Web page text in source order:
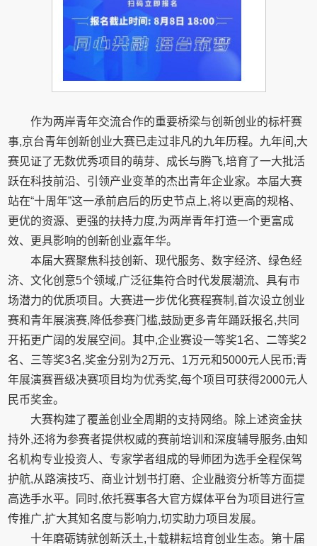
作为两岸青年交流合作的重要桥梁与创新创业的标杆赛
事,京台青年创新创业大赛已走过非凡的九年历程。九年间,大
赛见证了无数优秀项目的萌芽、成长与腾飞,培育了一大批活
跃在科技前沿、引领产业变革的杰出青年企业家。本届大赛
站在“十周年”这一承前启后的历史节点上,将以更高的规格、
更优的资源、更强的扶持力度,为两岸青年打造一个更富成
效、更具影响的创新创业嘉年华。
本届大赛聚焦科技创新、现代服务、数字经济、绿色经
济、文化创意5个领域,广泛征集符合时代发展潮流、具有市
场潜力的优质项目。大赛进一步优化赛程赛制,首次设立创业
赛和青年展演赛,降低参赛门槛,鼓励更多青年踊跃报名,共同
开拓更广阔的发展空间。其中,企业赛设一等奖1名、二等奖2
名、三等奖3名,奖金分别为2万元、1万元和5000元人民币;青
年展演赛晋级决赛项目均为优秀奖,每个项目可获得2000元人
民币奖金。
大赛构建了覆盖创业全周期的支持网络。除上述资金扶
持外,还将为参赛者提供权威的赛前培训和深度辅导服务,由知
名机构专业投资人、专家学者组成的导师团为选手全程保驾
护航,从路演技巧、商业计划书打磨、企业融资分析等方面提
高选手水平。同时,依托赛事各大官方媒体平台为项目进行宣
传推广,扩大其知名度与影响力,切实助力项目发展。
十年磨砺铸就创新沃土,十载耕耘培育创业生态。第十届